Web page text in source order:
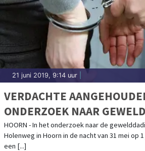
21 juni 2019, 9:14 uur
VERDACHTE
ONDERZOEK NAAR
VERKRACHTING
HOORN - In het onderzoek naar de
Holenweg in Hoorn in de nacht van 31 mei op
een [...]